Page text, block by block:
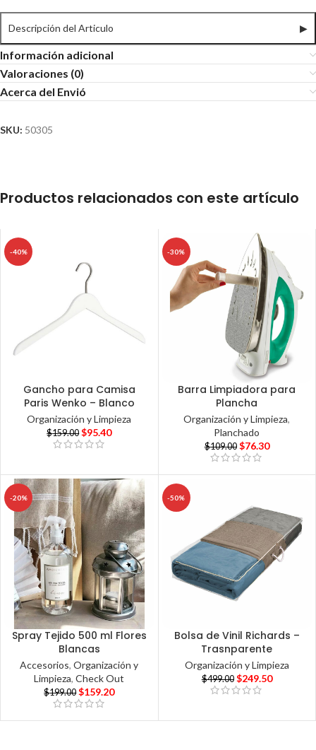
Descripción del Articulo ▶
Información adicional
Valoraciones (0)
Acerca del Envió
SKU: 50305
Productos relacionados con este artículo
-40%
Gancho para Camisa
Paris Wenko – Blanco
Organización y Limpieza
$159.00 $95.40
-30%
Barra Limpiadora para
Plancha
Organización y Limpieza,
Planchado
$109.00 $76.30
-20%
Spray Tejido 500 ml Flores
Blancas
Accesorios,Organización y
Limpieza,Check Out
$199.00 $159.20
-50%
Bolsa de Vinil Richards –
Trasnparente
Organización y Limpieza
$499.00 $249.50